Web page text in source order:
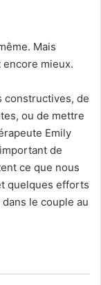
Mais
encore mieux.
constructives, de
ou de mettre
Emily
de
ce que nous
quelques efforts
le couple au